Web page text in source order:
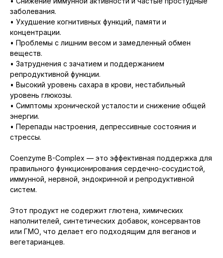
заболевания.
• Ухудшение когнитивных функций, памяти и
концентрации.
• Проблемы с лишним весом и замедленный обмен
веществ.
• Затруднения с зачатием и поддержанием
репродуктивной функции.
• Высокий уровень сахара в крови, нестабильный
уровень глюкозы.
• Симптомы хронической усталости и снижение общей
энергии.
• Перепады настроения, депрессивные состояния и
стрессы.
Coenzyme B-Complex — это эффективная поддержка для
правильного функционирования сердечно-сосудистой,
иммунной, нервной, эндокринной и репродуктивной
систем.
Этот продукт не содержит глютена, химических
наполнителей, синтетических добавок, консервантов
или ГМО, что делает его подходящим для веганов и
вегетарианцев.